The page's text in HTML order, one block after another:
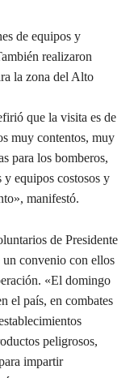
de equipos y
realizaron
la zona del Alto
que la visita es de
muy contentos, muy
para los bomberos,
y equipos costosos y
manifestó.
de Presidente
un convenio con ellos
«El domingo
el país, en combates
peligrosos,
impartir